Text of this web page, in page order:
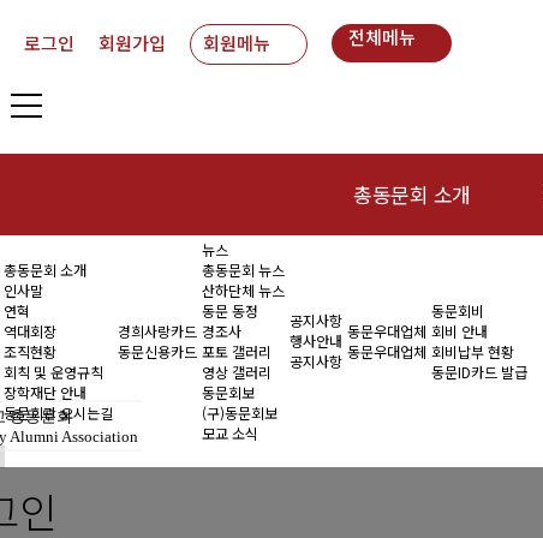
로그인 회원가입 회원메뉴 전체메뉴
총동문회 소개
연혁
역대회장
회칙 및 운영규칙
총동문회 소개
인사말
연혁
역대회장
조직현황
회칙 및 운영규칙
장학재단 안내
동문회관 오시는길
경희사랑카드
동문신용카드
뉴스
총동문회 뉴스
산하단체 뉴스
동문 동정
경조사
포토 갤러리
영상 갤러리
동문회보
(구)동문회보
모교 소식
공지사항
행사안내
공지사항
동문우대업체
동문우대업체
동문회비
회비 안내
회비납부 현황
동문ID카드 발급
총동문회
Alumni Association
인